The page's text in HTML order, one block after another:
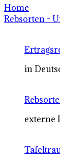
Home
Rebsorten -
in
externe